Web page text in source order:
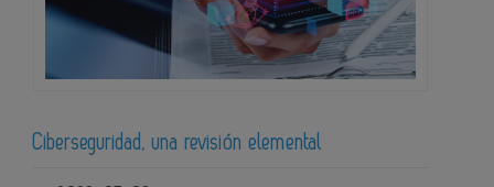
Ciberseguridad, una revisión elemental